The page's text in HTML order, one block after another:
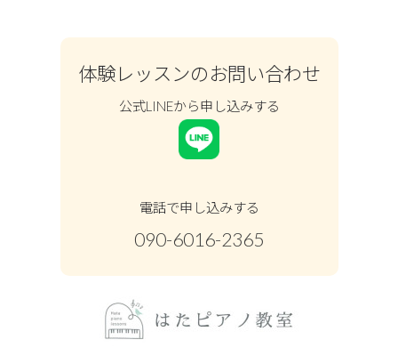
体験レッスンのお問い合わせ
公式LINEから申し込みする
電話で申し込みする
090-6016-2365